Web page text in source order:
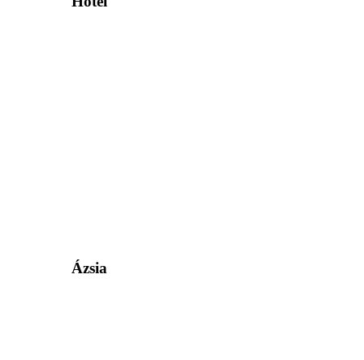
Ázsia